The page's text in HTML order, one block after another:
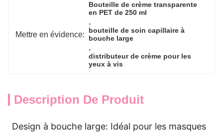
Mettre en évidence:
Bouteille de crème transparente
en PET de 250 ml
,
bouteille de soin capillaire à
bouche large
,
distributeur de crème pour les
yeux à vis
Description De Produit
Design à bouche large: Idéal pour les masques